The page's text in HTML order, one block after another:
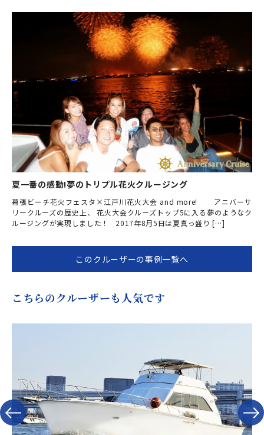
夏一番の感動!夢のトリプル花火クルージング
幕張ビーチ花火フェスタ×江戸川花火大会 and more! アニバーサ
リークルーズの歴史上、 花火大会クルーズトップ5に入る夢のようなク
ルージングが実現しました！ 2017年8月5日は夏真っ盛り […]
このクルーザーの事例一覧へ
こちらのクルーザーも人気です